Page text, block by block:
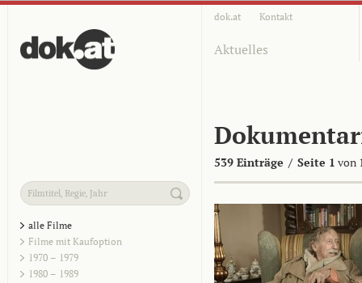
dok.at Kontakt
Aktuelles
539 Einträge / Seite 1 von
alle Filme
Filme mit Kaufoption
1970 – 1979
1980 – 1989